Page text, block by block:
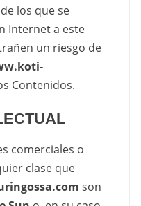
los que se
Internet a este
un riesgo de
Contenidos.
comerciales o
clase que
son